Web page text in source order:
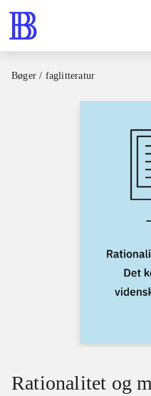
Bøger / faglitteratur
Rationalitet og